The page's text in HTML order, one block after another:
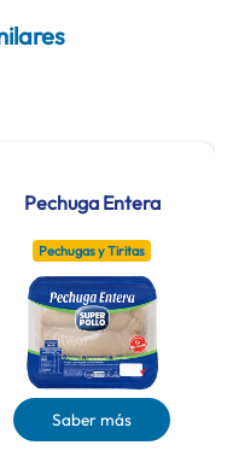
Pechuga Entera
Pechugas y Tiritas
Saber más